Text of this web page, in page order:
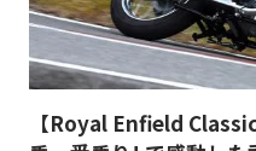
【Royal Enfield